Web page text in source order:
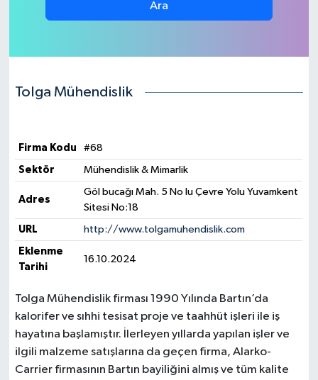
Ara
Tolga Mühendislik
Firma Kodu #68
Sektör Mühendislik & Mimarlik
Adres
Göl bucağı Mah. 5 No lu Çevre Yolu Yuvamkent
Sitesi No:18
URL http://www.tolgamuhendislik.com
Eklenme
Tarihi
16.10.2024
Tolga Mühendislik firması 1990 Yılında Bartın’da
kalorifer ve sıhhi tesisat proje ve taahhüt işleri ile iş
hayatına başlamıştır. İlerleyen yıllarda yapılan işler ve
ilgili malzeme satışlarına da geçen firma, Alarko-
Carrier firmasının Bartın bayiliğini almış ve tüm kalite
Turizm
Yerel Yönetimler
DÜNYA